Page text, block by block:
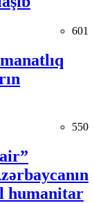
601
550
humanitar